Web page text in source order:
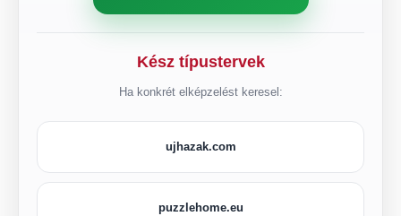
Kész típustervek
Ha konkrét elképzelést keresel:
ujhazak.com
puzzlehome.eu